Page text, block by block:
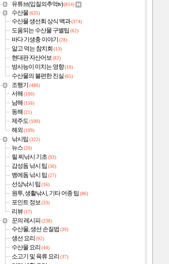
유튜브(입질의추억tv)(814)
수산물 (635)
수산물 생선회 상식 백과(374)
도움되는 수산물 구별팁 (62)
바다 기생충 이야기 (28)
알고 먹는 참치회 (13)
현대판 자산어보 (82)
방사능이 미치는 영향(10)
수산물의 불편한 진실 (65)
조행기 (486)
서해 (100)
남해 (156)
동해 (21)
제주도 (100)
해외 (109)
낚시팁(322)
뉴스 (20)
릴 찌낚시 기초 (93)
감성돔 낚시 팁 (30)
벵에돔 낚시 팁 (27)
선상낚시 팁 (16)
원투, 생활낚시, 기타 어종 팁 (86)
포인트 정보 (33)
리뷰 (17)
꾼의 레시피 (238)
수산물, 생선 손질법 (39)
생선 요리 (92)
수산물 요리 (44)
소고기 및 육류 요리 (37)